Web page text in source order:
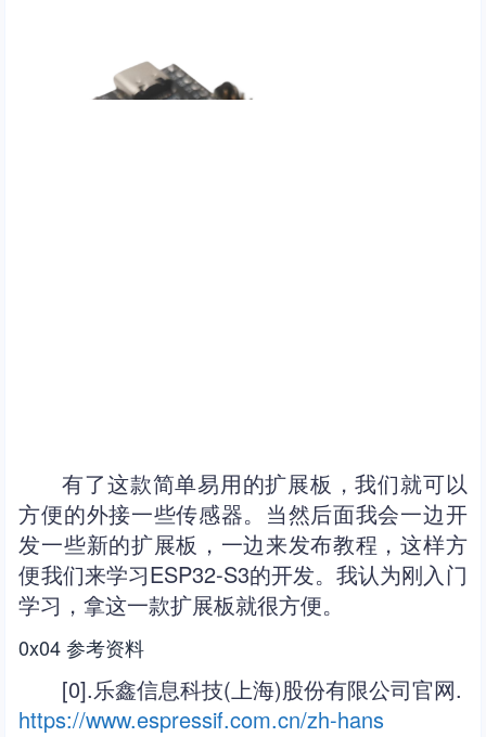
有了这款简单易用的扩展板，我们就可以
方便的外接一些传感器。当然后面我会一边开
发一些新的扩展板，一边来发布教程，这样方
便我们来学习ESP32-S3的开发。我认为刚入门
学习，拿这一款扩展板就很方便。
0x04 参考资料
[0].乐鑫信息科技(上海)股份有限公司官网.
https://www.espressif.com.cn/zh-hans